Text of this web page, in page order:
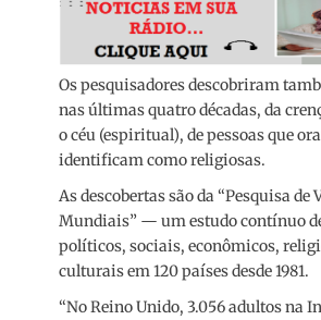
Os pesquisadores descobriram
nas últimas quatro décadas, da
o céu (espiritual), de pessoas que
identificam como religiosas.
As descobertas são da “Pesquisa de
Mundiais” — um estudo contínuo
políticos, sociais, econômicos,
culturais em 120 países desde 1981.
“No Reino Unido, 3.056 adultos na